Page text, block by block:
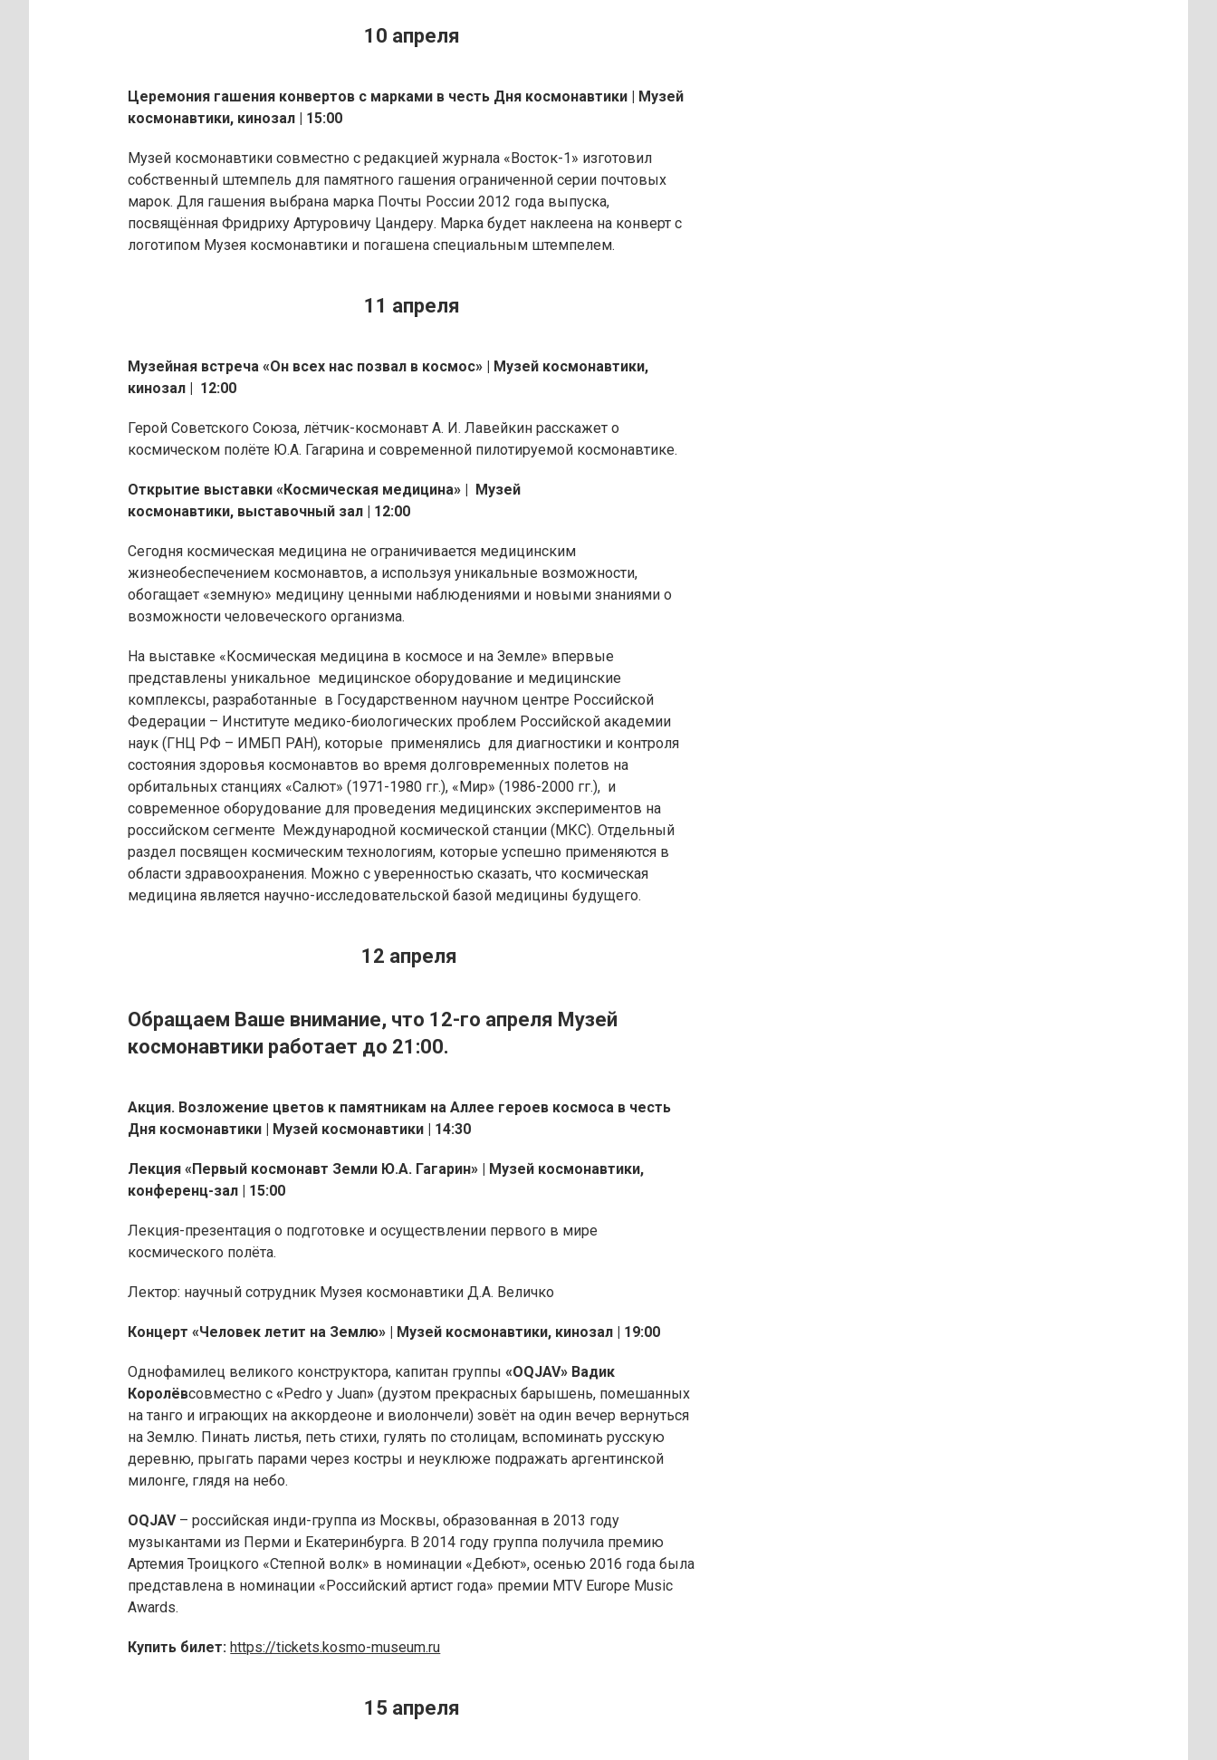
10 апреля
Церемония гашения конвертов с марками в честь Дня космонавтики | Музей
космонавтики, кинозал | 15:00
Музей космонавтики совместно с редакцией журнала «Восток-1» изготовил
собственный штемпель для памятного гашения ограниченной серии почтовых
марок. Для гашения выбрана марка Почты России 2012 года выпуска,
посвящённая Фридриху Артуровичу Цандеру. Марка будет наклеена на конверт с
логотипом Музея космонавтики и погашена специальным штемпелем.
11 апреля
Музейная встреча «Он всех нас позвал в космос» | Музей космонавтики,
кинозал | 12:00
Герой Советского Союза, лётчик-космонавт А. И. Лавейкин расскажет о
космическом полёте Ю.А. Гагарина и современной пилотируемой космонавтике.
Открытие выставки «Космическая медицина» | Музей
космонавтики, выставочный зал | 12:00
Сегодня космическая медицина не ограничивается медицинским
жизнеобеспечением космонавтов, а используя уникальные возможности,
обогащает «земную» медицину ценными наблюдениями и новыми знаниями о
возможности человеческого организма.
На выставке «Космическая медицина в космосе и на Земле» впервые
представлены уникальное медицинское оборудование и медицинские
комплексы, разработанные в Государственном научном центре Российской
Федерации – Институте медико-биологических проблем Российской академии
наук (ГНЦ РФ – ИМБП РАН), которые применялись для диагностики и контроля
состояния здоровья космонавтов во время долговременных полетов на
орбитальных станциях «Салют» (1971-1980 гг.), «Мир» (1986-2000 гг.), и
современное оборудование для проведения медицинских экспериментов на
российском сегменте Международной космической станции (МКС). Отдельный
раздел посвящен космическим технологиям, которые успешно применяются в
области здравоохранения. Можно с уверенностью сказать, что космическая
медицина является научно-исследовательской базой медицины будущего.
12 апреля
Обращаем Ваше внимание, что 12-го апреля Музей
космонавтики работает до 21:00.
Акция. Возложение цветов к памятникам на Аллее героев космоса в честь
Дня космонавтики | Музей космонавтики | 14:30
Лекция «Первый космонавт Земли Ю.А. Гагарин» | Музей космонавтики,
конференц-зал | 15:00
Лекция-презентация о подготовке и осуществлении первого в мире
космического полёта.
Лектор: научный сотрудник Музея космонавтики Д.А. Величко
Концерт «Человек летит на Землю» | Музей космонавтики, кинозал | 19:00
Однофамилец великого конструктора, капитан группы«OQJAV» Вадик
Королёвсовместно с«Pedro y Juan» (дуэтом прекрасных барышень, помешанных
на танго и играющих на аккордеоне и виолончели) зовёт на один вечер вернуться
на Землю. Пинать листья, петь стихи, гулять по столицам, вспоминать русскую
деревню, прыгать парами через костры и неуклюже подражать аргентинской
милонге, глядя на небо.
OQJAV – российская инди-группа из Москвы, образованная в 2013 году
музыкантами из Перми и Екатеринбурга. В 2014 году группа получила премию
Артемия Троицкого «Степной волк» в номинации «Дебют», осенью 2016 года была
представлена в номинации «Российский артист года» премии MTV Europe Music
Awards.
Купить билет:https://tickets.kosmo-museum.ru
15 апреля